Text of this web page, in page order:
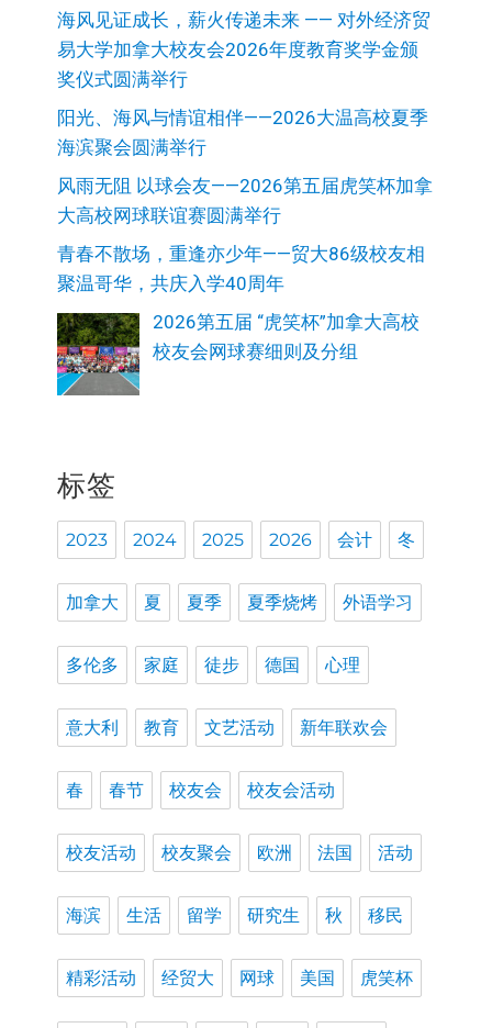
海风见证成长，薪火传递未来 —— 对外经济贸
易大学加拿大校友会2026年度教育奖学金颁
奖仪式圆满举行
阳光、海风与情谊相伴——2026大温高校夏季
海滨聚会圆满举行
风雨无阻 以球会友——2026第五届虎笑杯加拿
大高校网球联谊赛圆满举行
青春不散场，重逢亦少年——贸大86级校友相
聚温哥华，共庆入学40周年
2026第五届 “虎笑杯”加拿大高校
校友会网球赛细则及分组
标签
2023 2024 2025 2026 会计 冬
加拿大 夏 夏季 夏季烧烤 外语学习
多伦多 家庭 徒步 德国 心理
意大利 教育 文艺活动 新年联欢会
春 春节 校友会 校友会活动
校友活动 校友聚会 欧洲 法国 活动
海滨 生活 留学 研究生 秋 移民
精彩活动 经贸大 网球 美国 虎笑杯